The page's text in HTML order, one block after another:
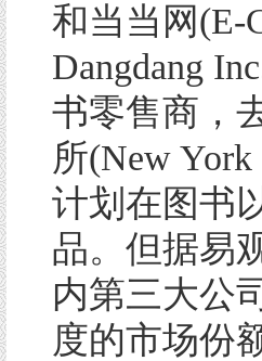
和当当网(E-
Dangdang
书零售商，
所(New
计划在图书
品。但据易
内第三大公
度的市场份